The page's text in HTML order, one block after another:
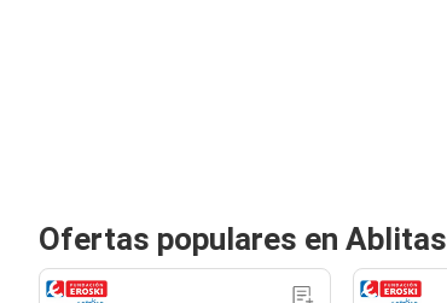
Ofertas populares en Ablitas